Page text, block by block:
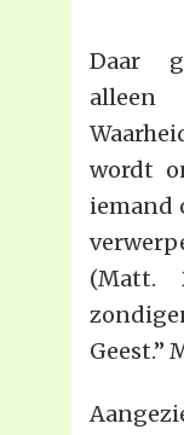
Daar
wordt
iemand
(Matt.
Geest.”